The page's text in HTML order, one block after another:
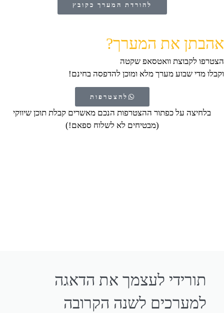
להורדת המערך כקובץ
אהבתן את המערך?
הצטרפו לקבוצת וואטסאפ שקטה
וקבלו מדי שבוע מערך מלא ומוכן להדפסה בחינם!
להצטרפות
בלחיצה על כפתור ההצטרפות הנכם מאשרים קבלת תוכן שיווקי
(מבטיחים לא לשלוח ספאם!)
תורידי לעצמך את הדאגה
למערכים לשנה הקרובה